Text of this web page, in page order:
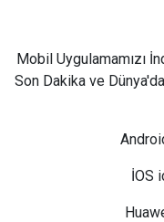
Mobil Uygulamamızı
Son Dakika ve
İOS